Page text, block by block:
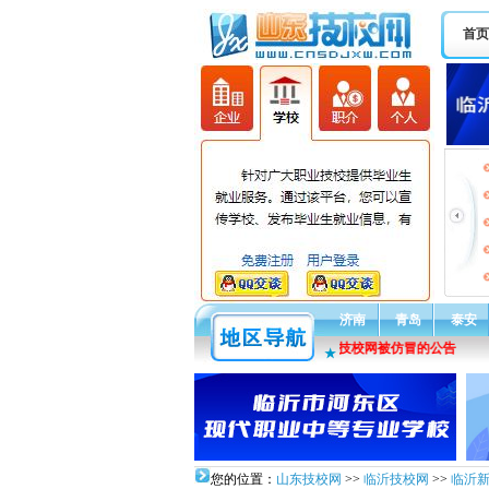
首页
济南 青岛 泰安
★
通告：关于山东技校网被仿冒的公告
您的位置： 山东技校网 >> 临沂技校网 >> 临沂